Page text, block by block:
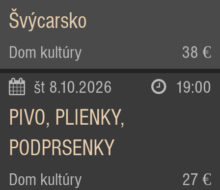
Švýcarsko
Dom kultúry 38 €
št 8.10.2026 19:00
PIVO, PLIENKY,
PODPRSENKY
Dom kultúry 27 €